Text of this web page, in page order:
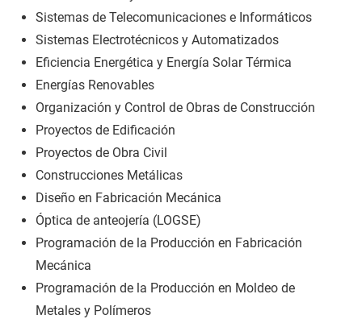
Sistemas de Telecomunicaciones e Informáticos
Sistemas Electrotécnicos y Automatizados
Eficiencia Energética y Energía Solar Térmica
Energías Renovables
Organización y Control de Obras de Construcción
Proyectos de Edificación
Proyectos de Obra Civil
Construcciones Metálicas
Diseño en Fabricación Mecánica
Óptica de anteojería (LOGSE)
Programación de la Producción en Fabricación
Mecánica
Programación de la Producción en Moldeo de
Metales y Polímeros